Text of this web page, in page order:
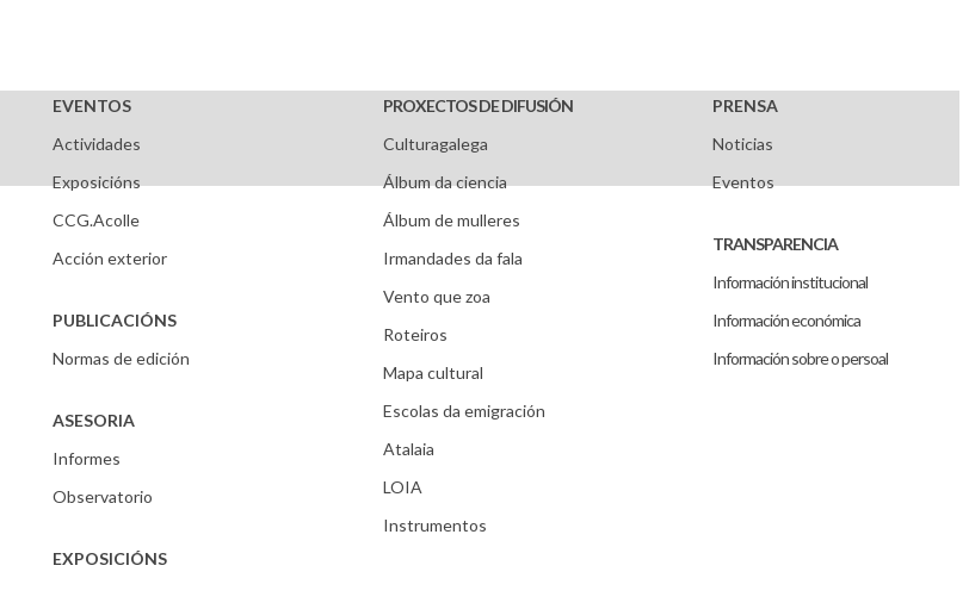
EVENTOS
Actividades
Exposicións
CCG.Acolle
Acción exterior
PUBLICACIÓNS
Normas de edición
ASESORIA
Informes
Observatorio
EXPOSICIÓNS
PROXECTOS DE DIFUSIÓN
Culturagalega
Álbum da ciencia
Álbum de mulleres
Irmandades da fala
Vento que zoa
Roteiros
Mapa cultural
Escolas da emigración
Atalaia
LOIA
Instrumentos
PRENSA
Noticias
Eventos
TRANSPARENCIA
Información institucional
Información económica
Información sobre o persoal